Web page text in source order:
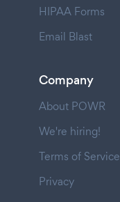
HIPAA Forms
Email Blast
Company
About POWR
We're hiring!
Terms of Service
Privacy